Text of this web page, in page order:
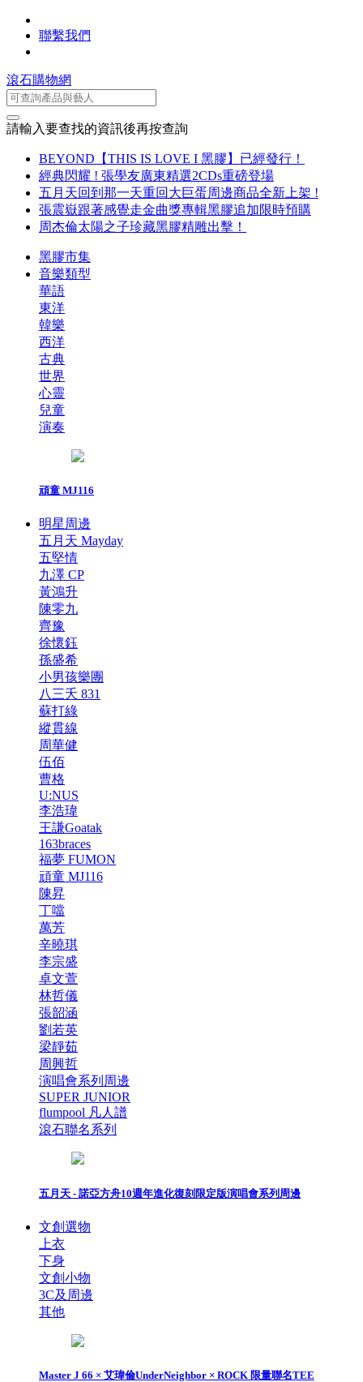
聯繫我們
滾石購物網
請輸入要查找的資訊後再按查詢
BEYOND【THIS IS LOVE I 黑膠】已經發行！
經典閃耀 ! 張學友廣東精選2CDs重磅登場
五月天回到那一天重回大巨蛋周邊商品全新上架 !
張震嶽跟著感覺走金曲獎專輯黑膠追加限時預購
周杰倫太陽之子珍藏黑膠精雕出擊！
黑膠市集
音樂類型
華語
東洋
韓樂
西洋
古典
世界
心靈
兒童
演奏
頑童 MJ116
明星周邊
五月天 Mayday
五堅情
九澤 CP
黃鴻升
陳零九
齊豫
徐懷鈺
孫盛希
小男孩樂團
八三夭 831
蘇打綠
縱貫線
周華健
伍佰
曹格
U:NUS
李浩瑋
王謙Goatak
163braces
福夢 FUMON
頑童 MJ116
陳昇
丁噹
萬芳
辛曉琪
李宗盛
卓文萱
林哲儀
張韶涵
劉若英
梁靜茹
周興哲
演唱會系列周邊
SUPER JUNIOR
flumpool 凡人譜
滾石聯名系列
五月天 - 諾亞方舟10週年進化復刻限定版演唱會系列周邊
文創選物
上衣
下身
文創小物
3C及周邊
其他
Master J 66 × 艾瑋倫UnderNeighbor × ROCK 限量聯名TEE